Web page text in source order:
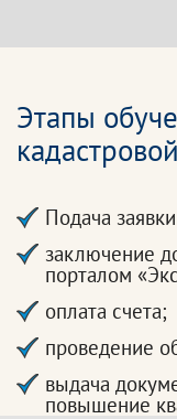
Этапы
Подача
заключение
порталом
оплата счета;
проведение
выдача
повышение